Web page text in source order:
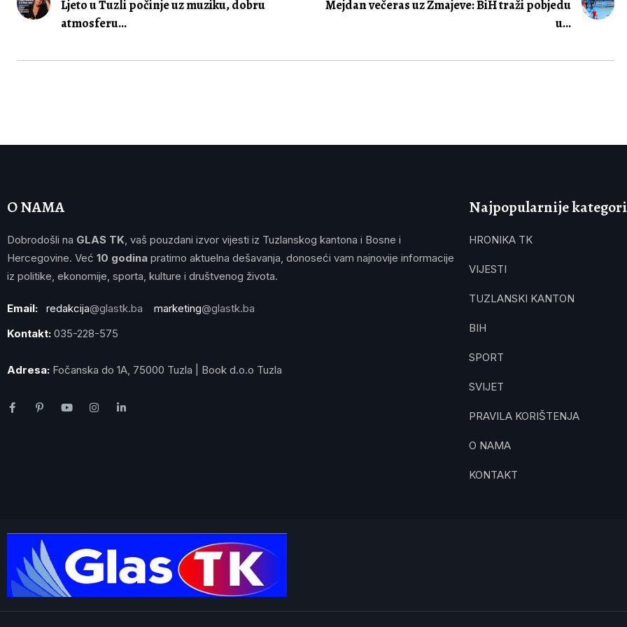
Ljeto u Tuzli počinje uz muziku, dobru
atmosferu...
Mejdan večeras uz Zmajeve: BiH traži pobjedu
u...
O NAMA
Dobrodošli na GLAS TK, vaš pouzdani izvor vijesti iz Tuzlanskog kantona i Bosne i
Hercegovine. Već 10 godina pratimo aktuelna dešavanja, donoseći vam najnovije informacije
iz politike, ekonomije, sporta, kulture i društvenog života.
Email: redakcija@glastk.ba marketing@glastk.ba
Kontakt: 035-228-575
Adresa: Fočanska do 1A, 75000 Tuzla | Book d.o.o Tuzla
Najpopularnije
HRONIKA TK
VIJESTI
TUZLANSKI KANTON
BIH
SPORT
SVIJET
PRAVILA KORIŠTENJA
O NAMA
KONTAKT